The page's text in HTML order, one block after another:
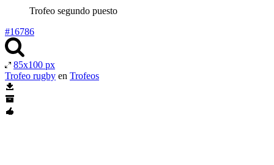
Trofeo segundo puesto
#16786
85x100 px
Trofeo rugby en Trofeos